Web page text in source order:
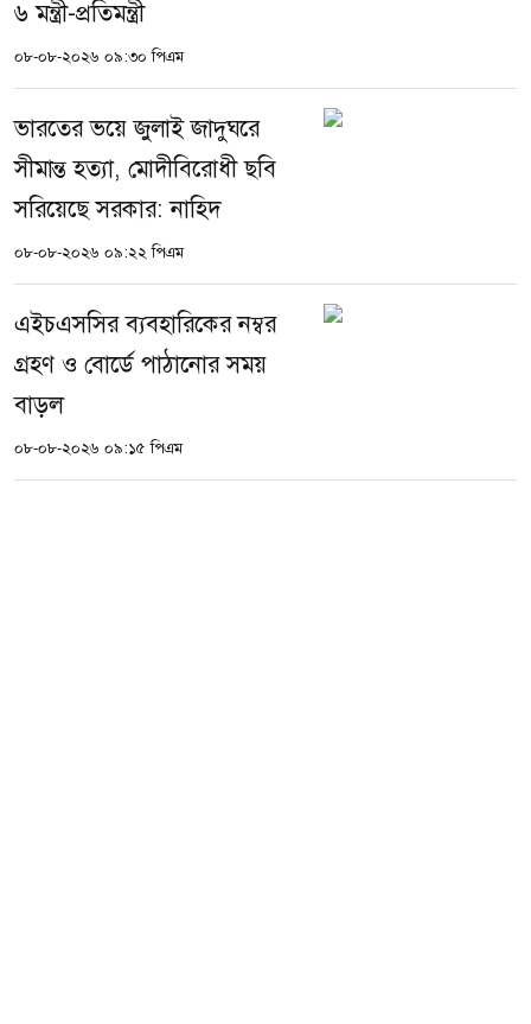
৬ মন্ত্রী-প্রতিমন্ত্রী
০৮-০৮-২০২৬ ০৯:৩০ পিএম
ভারতের ভয়ে জুলাই জাদুঘরে
সীমান্ত হত্যা, মোদীবিরোধী ছবি
সরিয়েছে সরকার: নাহিদ
০৮-০৮-২০২৬ ০৯:২২ পিএম
এইচএসসির ব্যবহারিকের নম্বর
গ্রহণ ও বোর্ডে পাঠানোর সময়
বাড়ল
০৮-০৮-২০২৬ ০৯:১৫ পিএম